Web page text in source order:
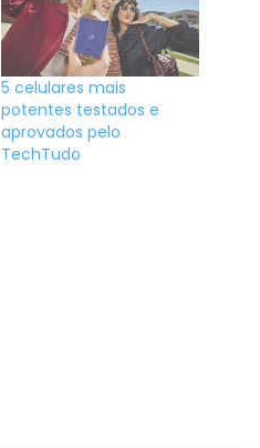
5 celulares mais
potentes testados e
aprovados pelo
TechTudo